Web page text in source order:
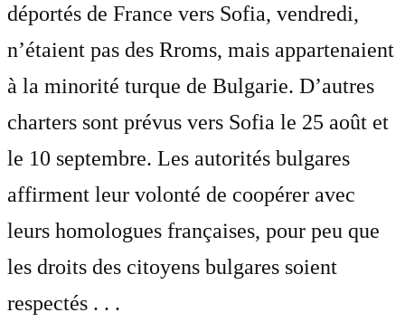
déportés de France vers Sofia, vendredi,
n’étaient pas des Rroms, mais appartenaient
à la minorité turque de Bulgarie. D’autres
charters sont prévus vers Sofia le 25 août et
le 10 septembre. Les autorités bulgares
affirment leur volonté de coopérer avec
leurs homologues françaises, pour peu que
les droits des citoyens bulgares soient
respectés . . .